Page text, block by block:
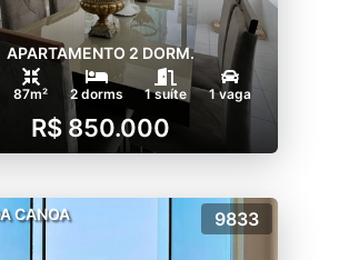
APARTAMENTO 2 DORM.
87m² 2 dorms 1 suíte 1 vaga
R$ 850.000
CANOA 9833